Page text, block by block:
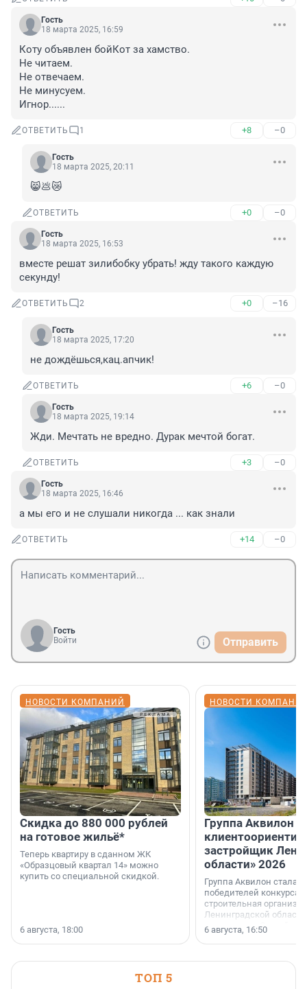
Гость
18 марта 2025, 16:59
Коту объявлен бойКот за хамство.
Не читаем.
Не отвечаем.
Не минусуем.
Игнор......
ОТВЕТИТЬ 1 +8 –0
Гость
18 марта 2025, 20:11
😸💩😿
ОТВЕТИТЬ +0 –0
Гость
18 марта 2025, 16:53
вместе решат зилибобку убрать! жду такого каждую
секунду!
ОТВЕТИТЬ 2 +0 –16
Гость
18 марта 2025, 17:20
не дождёшься,кац.апчик!
ОТВЕТИТЬ +6 –0
Гость
18 марта 2025, 19:14
Жди. Мечтать не вредно. Дурак мечтой богат.
ОТВЕТИТЬ +3 –0
Гость
18 марта 2025, 16:46
а мы его и не слушали никогда ... как знали
ОТВЕТИТЬ +14 –0
Гость
Войти
Отправить
НОВОСТИ КОМПАНИЙ
Скидка до 880 000 рублей
на готовое жильё*
Теперь квартиру в сданном ЖК
«Образцовый квартал 14» можно
купить со специальной скидкой.
6 августа, 18:00
НОВОСТИ
Группа Аквилон
застройщик
области» 2026
Группа Аквилон стала
победителей конкурса
строительная
Ленинградской области
номинации «Самый
застройщик
области».
6 августа, 16:50
ТОП 5